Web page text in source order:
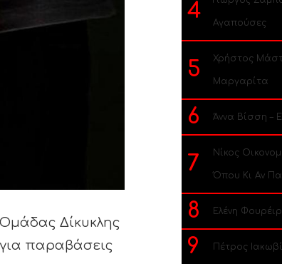
Δίκυκλης
παραβάσεις
4 Αγαπούσες
5 Χρήστος
Μαργαρίτα
6 Άννα Βίσση –
7 Νίκος
Όπου Κι Αν
8 Ελένη
9 Πέτρος